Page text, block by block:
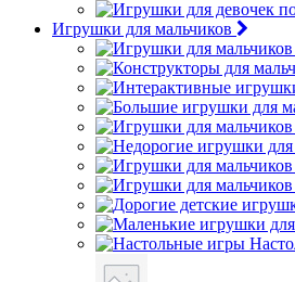
Игрушки для мальчиков